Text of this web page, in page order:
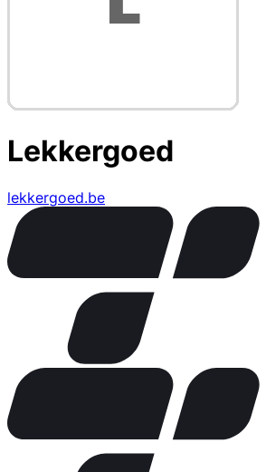
Lekkergoed
lekkergoed.be